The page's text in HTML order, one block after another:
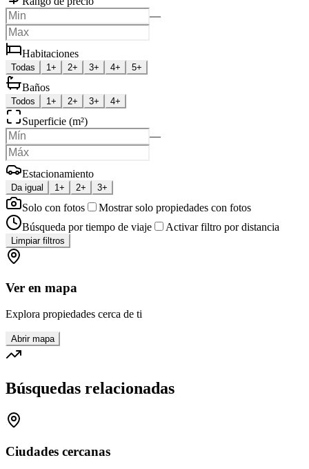
—
Habitaciones
Todas 1+ 2+ 3+ 4+ 5+
Baños
Todos 1+ 2+ 3+ 4+
Superficie (m²)
—
Estacionamiento
Da igual 1+ 2+ 3+
Solo con fotos
Mostrar solo propiedades con fotos
Búsqueda por tiempo de viaje
Activar filtro por distancia
Limpiar filtros
Ver en mapa
Explora propiedades cerca de ti
Abrir mapa
Búsquedas relacionadas
Ciudades cercanas